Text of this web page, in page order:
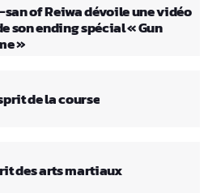
san of Reiwa dévoile une vidéo
son ending spécial « Gun
»
de la course
des arts martiaux